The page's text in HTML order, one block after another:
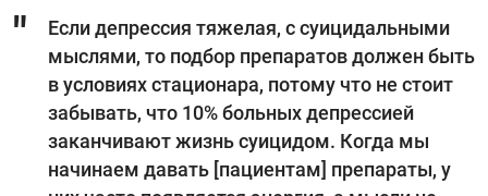
Если депрессия тяжелая, с суицидальными
мыслями, то подбор препаратов должен быть
в условиях стационара, потому что не стоит
забывать, что 10% больных депрессией
заканчивают жизнь суицидом. Когда мы
начинаем давать [пациентам] препараты, у